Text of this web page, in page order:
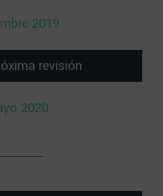
2019
revisión
2020